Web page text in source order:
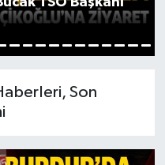
Son